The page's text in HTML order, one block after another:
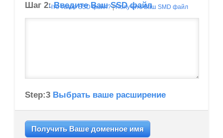
Шаг 2:Введите Ваш SSD файл
Что такое SSD файл?|Получить Ваш SMD файл
Step:3 Выбрать ваше расширение
Получить Ваше доменное имя